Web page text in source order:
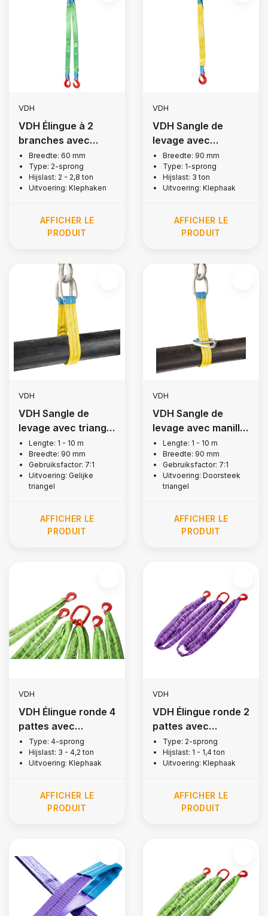
VDH
VDH Élingue à 2
branches avec
crochets à rabat, 2
tonne
Breedte: 60 mm
Type: 2-sprong
Hijslast: 2 - 2,8 ton
Uitvoering: Klephaken
AFFICHER LE
PRODUIT
VDH
VDH Sangle de
levage avec
crochets à rabat, 3
tonne
Breedte: 90 mm
Type: 1-sprong
Hijslast: 3 ton
Uitvoering: Klephaak
AFFICHER LE
PRODUIT
VDH
VDH Sangle de
levage avec triangle
égal, 3 tonnes
Lengte: 1 - 10 m
Breedte: 90 mm
Gebruiksfactor: 7:1
Uitvoering: Gelijke
triangel
AFFICHER LE
PRODUIT
VDH
VDH Sangle de
levage avec manille
à enfoncer, 3
tonnes
Lengte: 1 - 10 m
Breedte: 90 mm
Gebruiksfactor: 7:1
Uitvoering: Doorsteek
triangel
AFFICHER LE
PRODUIT
VDH
VDH Élingue ronde 4
pattes avec
crochets + linguet,
3 tonne
Type: 4-sprong
Hijslast: 3 - 4,2 ton
Uitvoering: Klephaak
AFFICHER LE
PRODUIT
VDH
VDH Élingue ronde 2
pattes avec
crochets + linguet, 1
tonne
Type: 2-sprong
Hijslast: 1 - 1,4 ton
Uitvoering: Klephaak
AFFICHER LE
PRODUIT